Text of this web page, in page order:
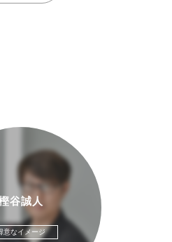
谷誠人
意なイメージ